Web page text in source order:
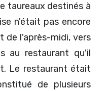
taureaux destinés à
n'était pas encore
de l'après-midi, vers
au restaurant qu'il
Le restaurant était
de plusieurs